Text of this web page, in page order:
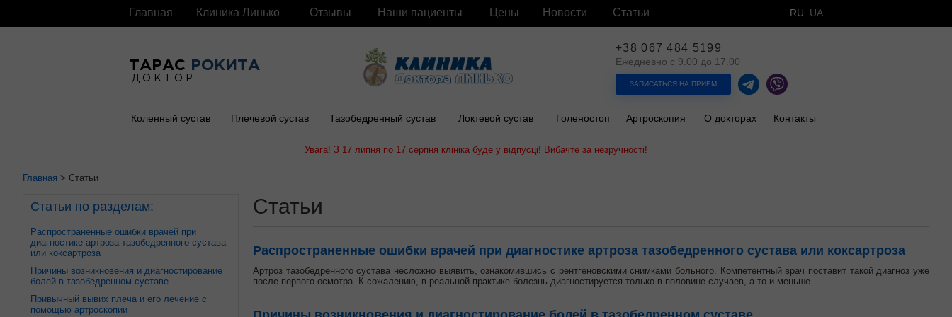
Главная Клиника Линько Отзывы Наши пациенты Цены Новости Статьи RU UA
ТАРАС РОКИТА
ДОКТОР
+38 067 484 5199
Ежедневно с 9.00 до 17.00
ЗАПИСАТЬСЯ НА ПРИЕМ
Коленный сустав Плечевой сустав Тазобедренный сустав Локтевой сустав Голеностоп Артроскопия О докторах Контакты
Увага! З 17 липня по 17 серпня клініка буде у відпусці! Вибачте за незручності!
Главная > Статьи
Cтатьи по разделам:
Распространенные ошибки врачей при
диагностике артроза тазобедренного сустава
или коксартроза
Причины возникновения и диагностирование
болей в тазобедренном суставе
Привычный вывих плеча и его лечение с
помощью артроскопии
Статьи
Распространенные ошибки врачей при диагностике артроза тазобедренного сустава или коксартроза
Артроз тазобедренного сустава несложно выявить, ознакомившись с рентгеновскими снимками больного. Компетентный врач поставит такой диагноз уже
после первого осмотра. К сожалению, в реальной практике болезнь диагностируется только в половине случаев, а то и меньше.